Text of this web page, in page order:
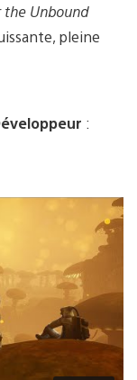
the Unbound
pleine
: